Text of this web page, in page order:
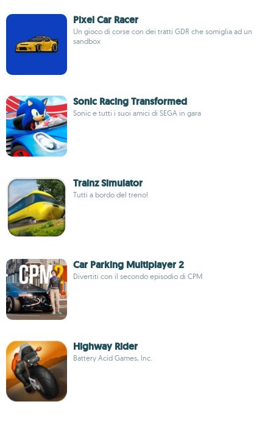
Pixel Car Racer
Un gioco di corse con dei tratti GDR che somiglia ad un
sandbox
Sonic Racing Transformed
Sonic e tutti i suoi amici di SEGA in gara
Trainz Simulator
Tutti a bordo del treno!
Car Parking Multiplayer 2
Divertiti con il secondo episodio di CPM
Highway Rider
Battery Acid Games, Inc.